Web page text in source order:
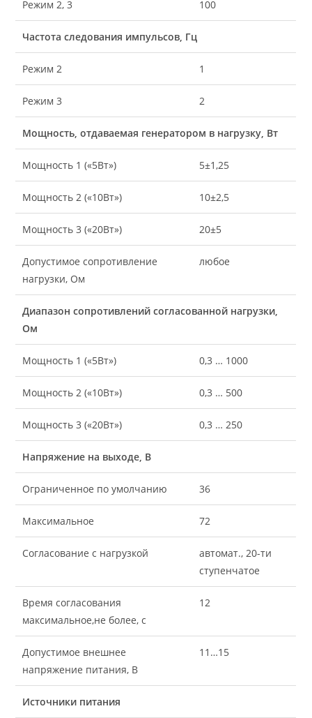
Режим 2, 3 100
Частота следования импульсов, Гц
Режим 2 1
Режим 3 2
Мощность, отдаваемая генератором в нагрузку, Вт
Мощность 1 («5Вт») 5±1,25
Мощность 2 («10Вт») 10±2,5
Мощность 3 («20Вт») 20±5
Допустимое сопротивление
нагрузки, Ом
любое
Диапазон сопротивлений согласованной нагрузки,
Ом
Мощность 1 («5Вт») 0,3 … 1000
Мощность 2 («10Вт») 0,3 … 500
Мощность 3 («20Вт») 0,3 … 250
Напряжение на выходе, В
Ограниченное по умолчанию 36
Максимальное 72
Согласование с нагрузкой
автомат., 20-ти
ступенчатое
Время согласования
максимальное,не более, с
12
Допустимое внешнее
напряжение питания, В
11…15
Источники питания